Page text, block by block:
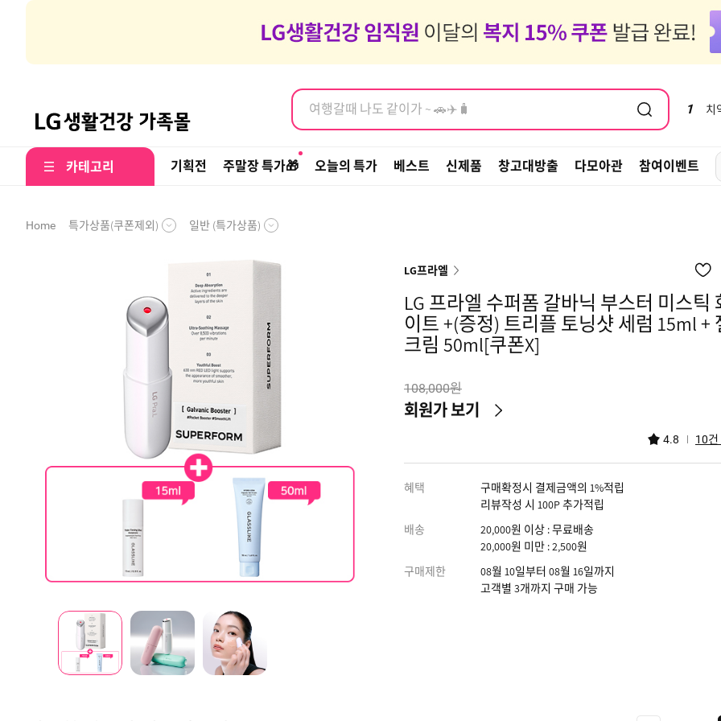
염색약, 염모제, 새치
염색약, 염모제, 새치 1 치
카테고리 기획전 주말장 특가🎁 오늘의 특가 베스트 신제품 창고대방출 다모아관 참여이벤트
Home 특가상품(쿠폰제외) 일반 (특가상품)
LG프라엘
LG 프라엘 수퍼폼 갈바닉 부스터 미스틱
이트 +(증정) 트리플 토닝샷 세럼 15ml +
크림 50ml[쿠폰X]
108,000원
회원가 보기
4.8 10
혜택
구매확정시 결제금액의 1%적립
리뷰작성 시 100P 추가적립
배송
20,000원 이상 : 무료배송
20,000원 미만 : 2,500원
구매제한
08월 10일부터 08월 16일까지
고객별 3개까지 구매 가능